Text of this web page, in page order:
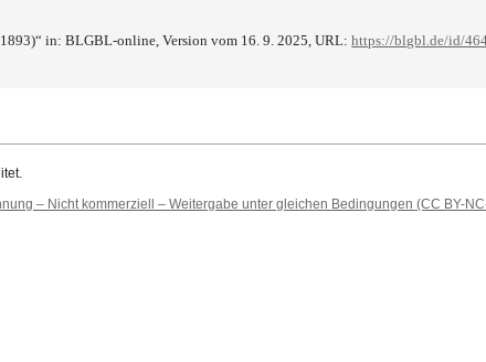
in: BLGBL-online, Version vom 16. 9. 2025, URL:https://blgbl.de/id/
– Nicht kommerziell – Weitergabe unter gleichen Bedingungen (CC BY-